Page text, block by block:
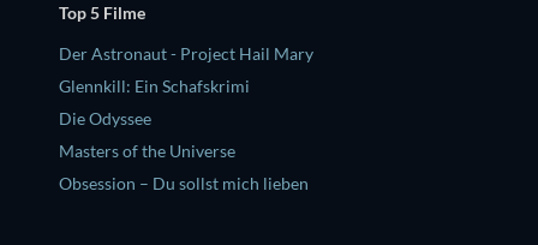
Top 5 Filme
Der Astronaut - Project Hail Mary
Glennkill: Ein Schafskrimi
Die Odyssee
Masters of the Universe
Obsession – Du sollst mich lieben